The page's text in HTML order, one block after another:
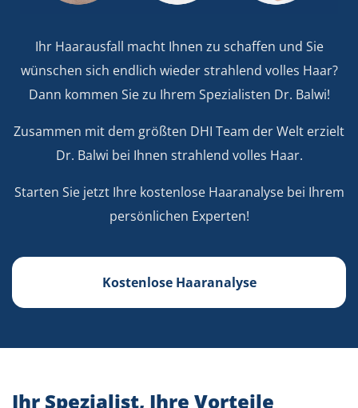
Ihr Haarausfall macht Ihnen zu schaffen und Sie
wünschen sich endlich wieder strahlend volles Haar?
Dann kommen Sie zu Ihrem Spezialisten Dr. Balwi!
Zusammen mit dem größten DHI Team der Welt erzielt
Dr. Balwi bei Ihnen strahlend volles Haar.
Starten Sie jetzt Ihre kostenlose Haaranalyse bei Ihrem
persönlichen Experten!
Kostenlose Haaranalyse
Ihr Spezialist, Ihre Vorteile